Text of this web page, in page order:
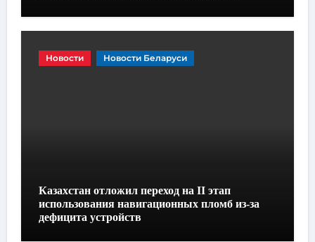
Новости Новости Беларуси
Казахстан отложил переход на II этап
использования навигационных пломб из-за
дефицита устройств